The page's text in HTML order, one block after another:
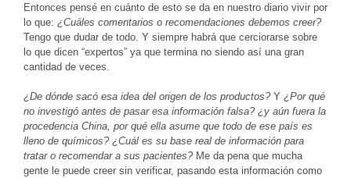
Entonces pensé en cuánto de esto se da en nuestro diario vivir por
lo que: ¿Cuáles comentarios o recomendaciones debemos creer?
Tengo que dudar de todo. Y siempre habrá que cerciorarse sobre
lo que dicen “expertos” ya que termina no siendo así una gran
cantidad de veces.
¿De dónde sacó esa idea del origen de los productos?Y ¿Por qué
no investigó antes de pasar esa información falsa? ¿y aún fuera la
procedencia China, por qué ella asume que todo de ese país es
lleno de químicos? ¿Cuál es su base real de información para
tratar o recomendar a sus pacientes?Me da pena que mucha
gente le puede creer sin verificar, pasando esta información como